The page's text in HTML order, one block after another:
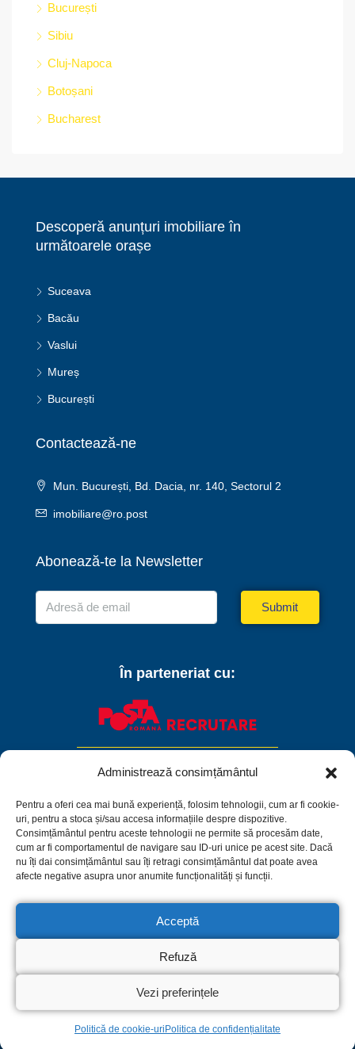
Administrează consimțământul
Pentru a oferi cea mai bună experiență, folosim tehnologii, cum ar fi cookie-
uri, pentru a stoca și/sau accesa informațiile despre dispozitive.
Consimțământul pentru aceste tehnologii ne permite să procesăm date,
cum ar fi comportamentul de navigare sau ID-uri unice pe acest site. Dacă
nu îți dai consimțământul sau îți retragi consimțământul dat poate avea
afecte negative asupra unor anumite funcționalități și funcții.
Acceptă
Refuză
Vezi preferințele
Politică de cookie-uri Politica de confidențialitate
București
Sibiu
Cluj-Napoca
Botoșani
Bucharest
Descoperă anunțuri imobiliare în
următoarele orașe
Suceava
Bacău
Vaslui
Mureș
București
Contactează-ne
Mun. București, Bd. Dacia, nr. 140, Sectorul 2
imobiliare@ro.post
Abonează-te la Newsletter
Submit
În parteneriat cu:
Facebook Linkedin Instagram
Politica de confidențialitate
Termeni și condiții
Politică de cookie-uri
© 2026 C.N. Poșta Română S.A.